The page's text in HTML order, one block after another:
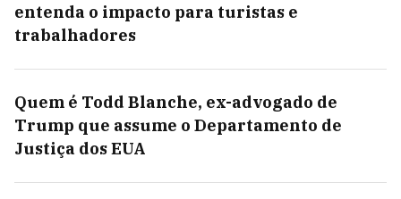
entenda o impacto para turistas e
trabalhadores
Quem é Todd Blanche, ex-advogado de
Trump que assume o Departamento de
Justiça dos EUA